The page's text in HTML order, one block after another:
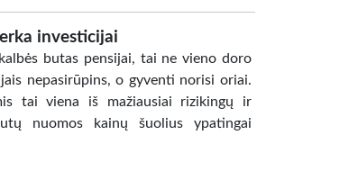
investicijai
butas pensijai, tai ne vieno doro
nepasirūpins, o gyventi norisi oriai.
tai viena iš mažiausiai rizikingų ir
nuomos kainų šuolius ypatingai